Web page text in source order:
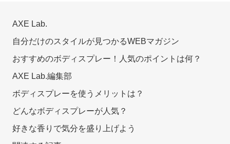
AXE Lab.
自分だけのスタイルが見つかるWEBマガジン
おすすめのボディスプレー！人気のポイントは何？
AXE Lab.編集部
ボディスプレーを使うメリットは？
どんなボディスプレーが人気？
好きな香りで気分を盛り上げよう